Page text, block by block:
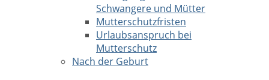
Schwangere und Mütter
Mutterschutzfristen
Urlaubsanspruch bei
Mutterschutz
Nach der Geburt